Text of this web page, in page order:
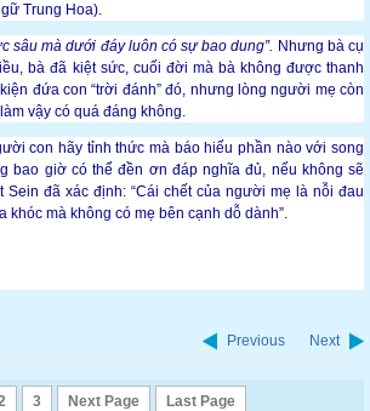
Trung Hoa).
sâu mà dưới đáy luôn có sự bao dung”. Nhưng bà cụ
bà đã kiệt sức, cuối đời mà bà không được thanh
đứa con “trời đánh” đó, nhưng lòng người mẹ còn
vậy có quá đáng không.
con hãy tỉnh thức mà báo hiếu phần nào với song
bao giờ có thể đền ơn đáp nghĩa đủ, nếu không sẽ
Sein đã xác định: “Cái chết của người mẹ là nỗi đau
khóc mà không có mẹ bên cạnh dỗ dành”.
Previous Next
3 Next Page Last Page